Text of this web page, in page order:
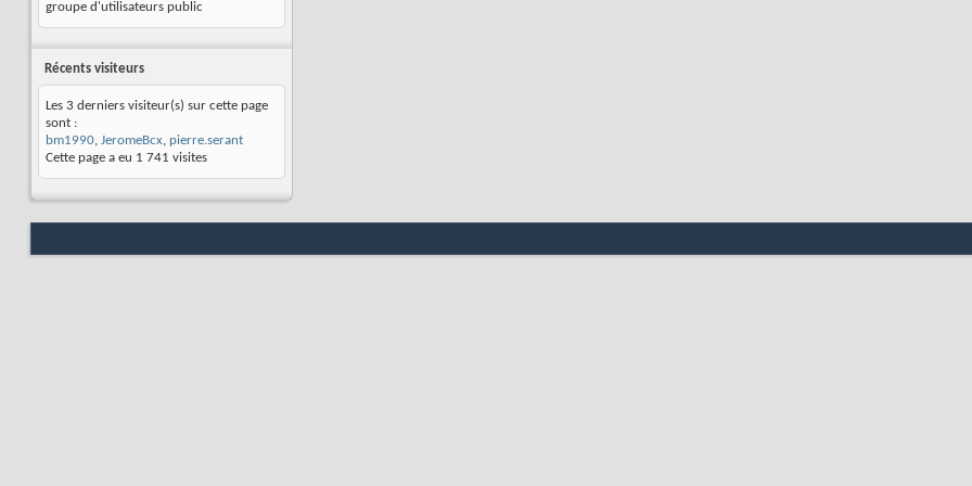
groupe d'utilisateurs public
Récents visiteurs
Les 3 derniers visiteur(s) sur cette page
sont :
bm1990, JeromeBcx, pierre.serant
Cette page a eu 1 741 visites